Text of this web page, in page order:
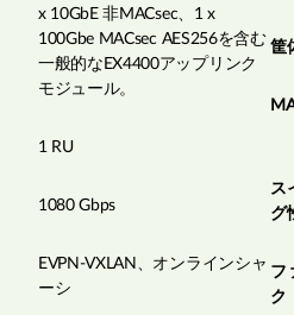
x 10GbE 非MACsec、1 x
100Gbe MACsec AES256を含む
一般的なEX4400アップリンク
モジュール。
1 RU
1080 Gbps
EVPN-VXLAN、オンラインシャ
ーシ
筐
ス
グ
フ
ク